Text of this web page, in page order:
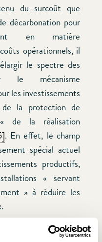
du surcoût que
décarbonation pour
en matière
opérationnels, il
le spectre des
le mécanisme
les investissements
de la protection de
de la réalisation
. En effet, le champ
spécial actuel
productifs,
« servant
» à réduire les
attendue